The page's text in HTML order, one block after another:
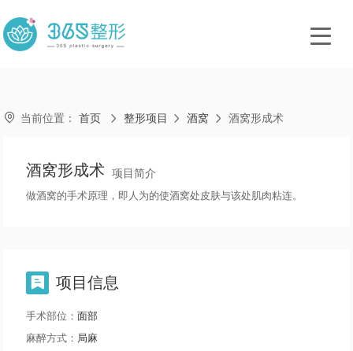
 当前位置： 首页  整形项目  酒窝  酒窝形成术
酒窝形成术 项目简介
做酒窝的手术原理，即人为的使酒窝处皮肤与该处肌肉粘连。
 项目信息
手术部位： 面部
麻醉方式： 局麻